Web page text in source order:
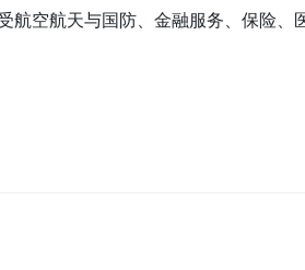
航空航天与国防、金融服务、保险